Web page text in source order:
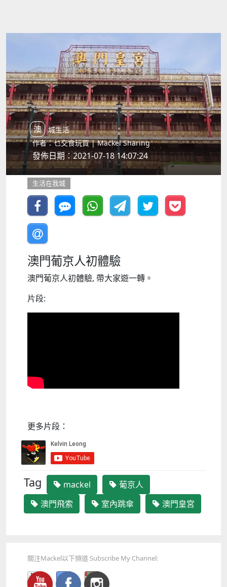
澳城生活
作者：乜交食玩買 | Mackel Sharing
發佈日期：2021-07-18 14:07:24
生活在我城
澳門葡京人初體驗
澳門葡京人初體驗, 帶大家遊一轉。
片段:
更多片段：
Tag mackel
葡京人
澳門飛索
室內跳傘 澳門皇宮
關注Mackel以下頻道 Subscribe My Channel: